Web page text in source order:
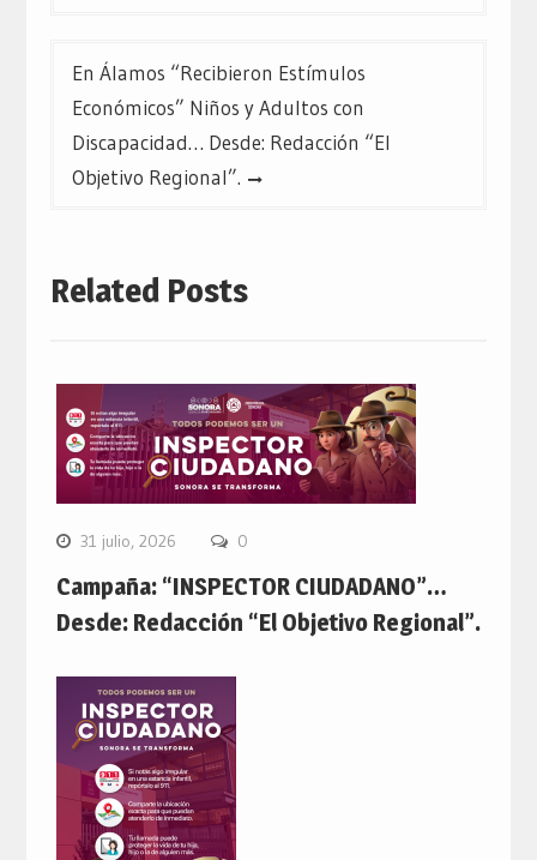
En Álamos “Recibieron Estímulos
Económicos” Niños y Adultos con
Discapacidad… Desde: Redacción “El
Objetivo Regional”.
Related Posts
31 julio, 2026 0
Campaña: “INSPECTOR CIUDADANO”…
Desde: Redacción “El Objetivo Regional”.